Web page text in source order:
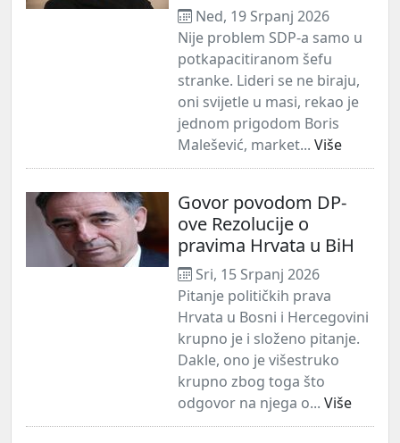
Ned, 19 Srpanj 2026
Nije problem SDP-a samo u
potkapacitiranom šefu
stranke. Lideri se ne biraju,
oni svijetle u masi, rekao je
jednom prigodom Boris
Malešević, market... Više
Govor povodom DP-
ove Rezolucije o
pravima Hrvata u BiH
Sri, 15 Srpanj 2026
Pitanje političkih prava
Hrvata u Bosni i Hercegovini
krupno je i složeno pitanje.
Dakle, ono je višestruko
krupno zbog toga što
odgovor na njega o... Više